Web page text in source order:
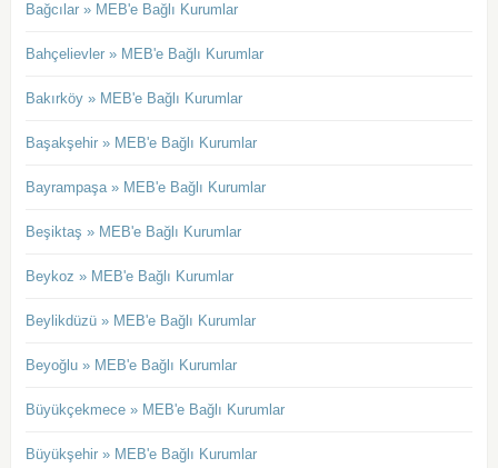
Bağcılar » MEB'e Bağlı Kurumlar
Bahçelievler » MEB'e Bağlı Kurumlar
Bakırköy » MEB'e Bağlı Kurumlar
Başakşehir » MEB'e Bağlı Kurumlar
Bayrampaşa » MEB'e Bağlı Kurumlar
Beşiktaş » MEB'e Bağlı Kurumlar
Beykoz » MEB'e Bağlı Kurumlar
Beylikdüzü » MEB'e Bağlı Kurumlar
Beyoğlu » MEB'e Bağlı Kurumlar
Büyükçekmece » MEB'e Bağlı Kurumlar
Büyükşehir » MEB'e Bağlı Kurumlar